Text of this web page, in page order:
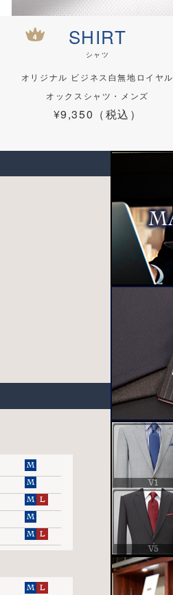
SHIRT
シャツ
オリジナル ビジネス白無地ロイヤル
オックスシャツ・メンズ
¥9,350（税込）